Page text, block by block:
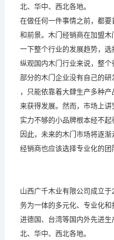
北、华中、西北各地。
在做任何一件事情之前，都
和前景。木门经销商在加盟
一下整个行业的发展趋势，选
纵观国内木门行业来说，整
部分的木门企业没有自己的
，只能依靠着大肆生产多种
来获得发展。然而，市场上讲
实力不够的小品牌根本经不起
因此，未来的木门市场将逐
经销商也应该选择专业化的团
山西广千木业有限公司成立
务为一体的多元化、专业化和
进德国、台湾等国内外先进
北、华中、西北各地。